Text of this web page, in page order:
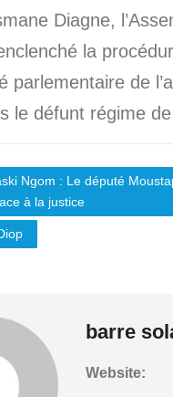
Diagne,
la
parlementaire de
le défunt régime
Ngom : Le député
à la justice
barre
Website: